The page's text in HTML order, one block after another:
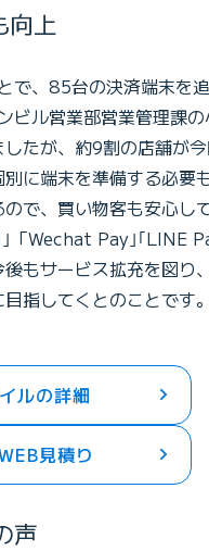
向上
で、85台の決済端末を
ビル営業部営業管理課
たが、約9割の店舗が
に端末を準備する必要
で、買い物客も安心し
Wechat Pay｣｢LINE
もサービス拡充を図り
指してくとのことです。
ルの詳細
見積り
声